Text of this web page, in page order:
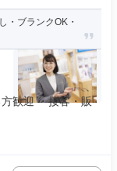
ブランクOK・
歓迎 ・接客・販